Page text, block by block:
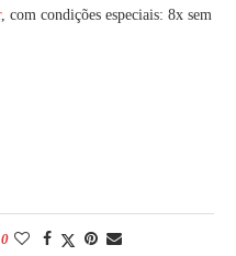
, com condições especiais: 8x sem
0